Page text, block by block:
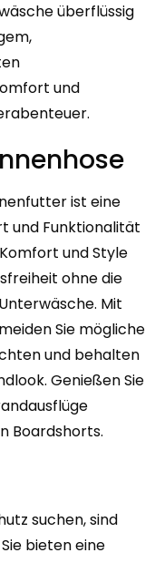
überflüssig
und
ist eine
und Funktionalität
und Style
ohne die
Mit
Sie mögliche
und behalten
Genießen Sie
Boardshorts.
suchen, sind
bieten eine